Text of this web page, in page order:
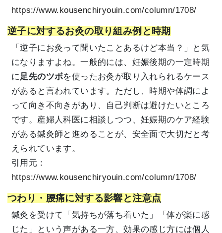
https://www.kousenchiryouin.com/column/1708/
逆子に対するお灸の取り組み例と時期
「逆子にお灸って聞いたことあるけど本当？」と気
になりますよね。一般的には、妊娠後期の一定時期
に足先のツボを使ったお灸が取り入れられるケース
があると言われています。ただし、時期や体調によ
って向き不向きがあり、自己判断は避けたいところ
です。産婦人科医に相談しつつ、妊娠期のケア経験
がある鍼灸師と進めることが、安全面で大切だと考
えられています。
引用元：
https://www.kousenchiryouin.com/column/1708/
つわり・腰痛に対する影響と注意点
鍼灸を受けて「気持ちが落ち着いた」「体が楽に感
じた」という声がある一方、効果の感じ方には個人